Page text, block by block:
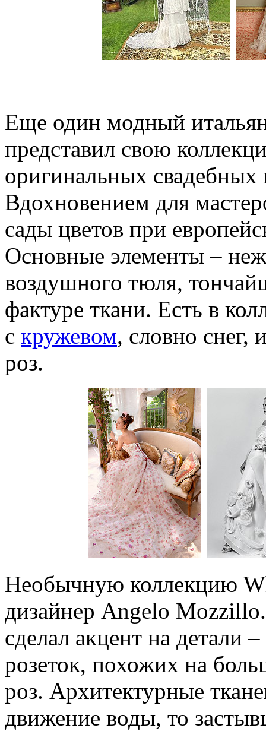
Еще один модный
представил свою
оригинальных свадебных
Вдохновением для
сады цветов при
Основные элементы –
воздушного тюля,
фактуре ткани. Есть в
с кружевом, словно
роз.
Необычную коллекцию
дизайнер Angelo
сделал акцент на
розеток, похожих на
роз. Архитектурные
движение воды, то